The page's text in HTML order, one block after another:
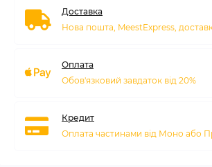
Доставка
Нова пошта, MeestExpress,
Оплата
Обов'язковий завдаток від 20%
Кредит
Оплата частинами від Моно або